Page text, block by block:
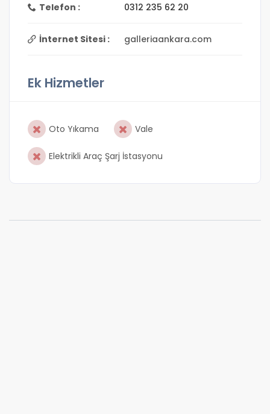
Telefon : 0312 235 62 20
İnternet Sitesi : galleriaankara.com
Ek Hizmetler
Oto Yıkama Vale
Elektrikli Araç Şarj İstasyonu